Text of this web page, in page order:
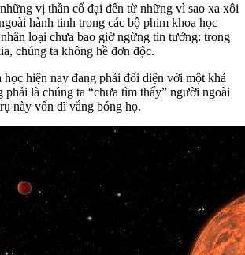
vị thần cổ đại đến từ những vì sao xa xôi
hành tinh trong các bộ phim khoa học
loại chưa bao giờ ngừng tin tưởng: trong
chúng ta không hề đơn độc.
hiện nay đang phải đối diện với một khả
phải là chúng ta “chưa tìm thấy” người ngoài
này vốn dĩ vắng bóng họ.